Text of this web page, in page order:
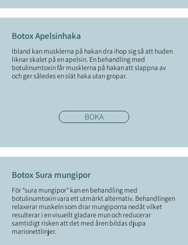
Botox Apelsinhaka
Ibland kan musklerna på hakan dra ihop sig så att huden
liknar skalet på en apelsin. En behandling med
botulinumtoxin får musklerna på hakan att slappna av
och ger således en slät haka utan gropar.
BOKA
Botox Sura mungipor
För "sura mungipor" kan en behandling med
botulinumtoxin vara ett utmärkt alternativ. Behandlingen
relaxerar muskeln som drar mungiporna nedåt vilket
resulterar i en visuellt gladare mun och reducerar
samtidigt risken att det med åren bildas djupa
marionettlinjer.